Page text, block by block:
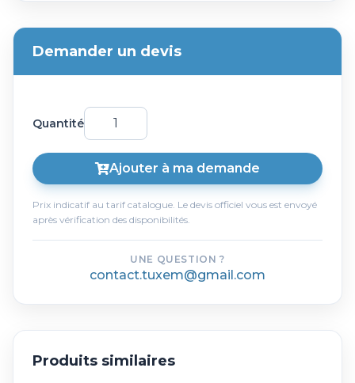
Demander un devis
Quantité
Ajouter à ma demande
Prix indicatif au tarif catalogue. Le devis officiel vous est envoyé
après vérification des disponibilités.
UNE QUESTION ?
contact.tuxem@gmail.com
Produits similaires